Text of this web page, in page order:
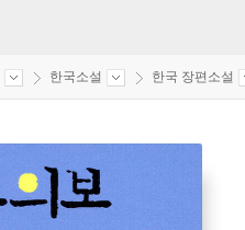
한국소설 한국 장편소설